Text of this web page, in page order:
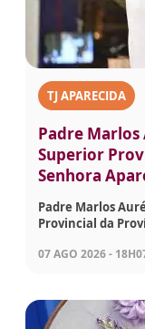
TJ APARECIDA
Padre
Superior
Senhora
Padre Marlos
Provincial da
07 AGO 2026 -